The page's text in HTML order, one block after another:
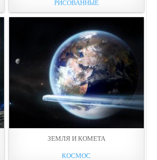
РИСОВАННЫЕ
ЗЕМЛЯ И КОМЕТА
КОСМОС